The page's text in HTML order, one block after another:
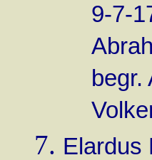
9-7-
begr.
Elardus